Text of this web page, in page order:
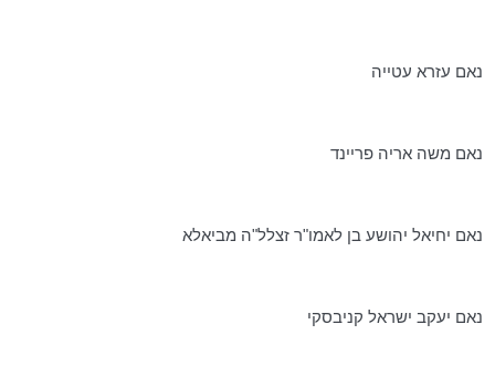
נאם עזרא עטייה
נאם משה אריהפריינד
נאם יחיאל יהושע בןלאמו"ר זצלל"ה מביאלא
נאם יעקב ישראל קניבסקי